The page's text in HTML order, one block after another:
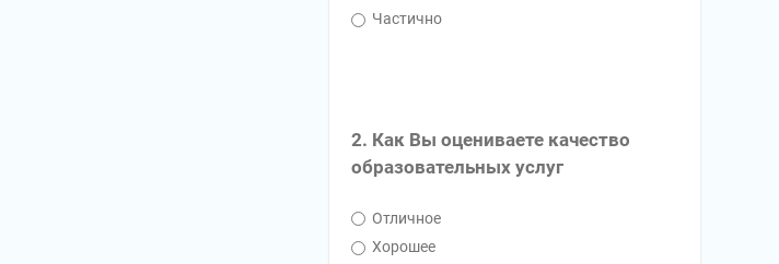
Частично
2. Как Вы оцениваете качество
образовательных услуг
Отличное
Хорошее